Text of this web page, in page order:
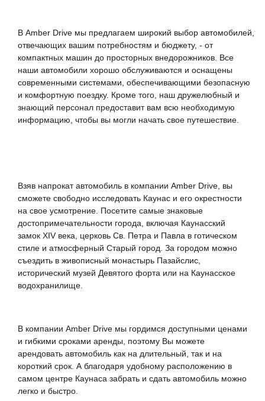
В Amber Drive мы предлагаем широкий выбор автомобилей,
отвечающих вашим потребностям и бюджету, - от
компактных машин до просторных внедорожников. Все
наши автомобили хорошо обслуживаются и оснащены
современными системами, обеспечивающими безопасную
и комфортную поездку. Кроме того, наш дружелюбный и
знающий персонал предоставит вам всю необходимую
информацию, чтобы вы могли начать свое путешествие.
Взяв напрокат автомобиль в компании Amber Drive, вы
сможете свободно исследовать Каунас и его окрестности
на свое усмотрение. Посетите самые знаковые
достопримечательности города, включая Каунасский
замок XIV века, церковь Св. Петра и Павла в готическом
стиле и атмосферный Старый город. За городом можно
съездить в живописный монастырь Пазайслис,
исторический музей Девятого форта или на Каунасское
водохранилище.
В компании Amber Drive мы гордимся доступными ценами
и гибкими сроками аренды, поэтому Вы можете
арендовать автомобиль как на длительный, так и на
короткий срок. А благодаря удобному расположению в
самом центре Каунаса забрать и сдать автомобиль можно
легко и быстро.